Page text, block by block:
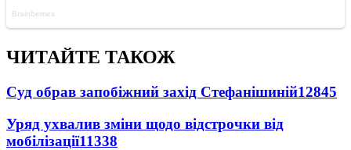
ЧИТАЙТЕ ТАКОЖ
Суд обрав запобіжний захід Стефанішиній12845
Уряд ухвалив зміни щодо відстрочки від
мобілізації11338